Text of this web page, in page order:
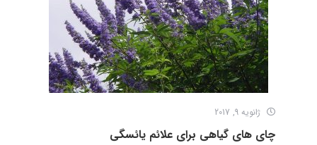
ژانویه 9, 2017
چای های گیاهی برای علائم یائسگی